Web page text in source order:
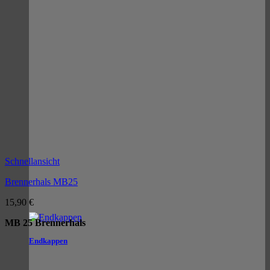
Endkappen
Schnellansicht
Brennerhals MB25
15,90 €
MB 25 Brennerhals